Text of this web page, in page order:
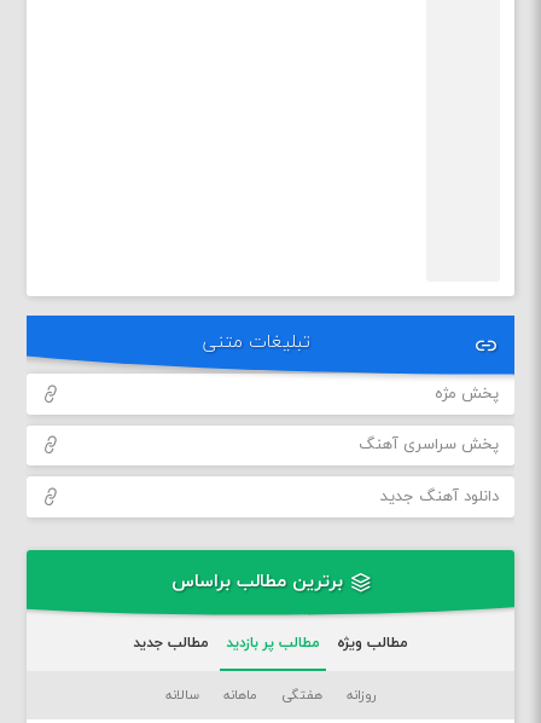
تبلیغات متنی
پخش مژه
پخش سراسری آهنگ
دانلود آهنگ جدید
برترین مطالب براساس
مطالب ویژه مطالب پر بازدید مطالب جدید
روزانه هفتگی ماهانه سالانه